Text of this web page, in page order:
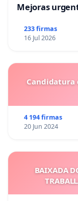
Mejoras
233 firmas
16 Jul 2026
Candidatura
4 194 firmas
20 Jun 2024
BAIXADA